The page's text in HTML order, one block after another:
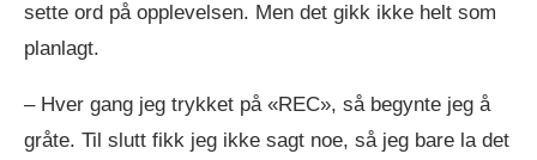
sette ord på opplevelsen. Men det gikk ikke helt som
planlagt.
– Hver gang jeg trykket på «REC», så begynte jeg å
gråte. Til slutt fikk jeg ikke sagt noe, så jeg bare la det